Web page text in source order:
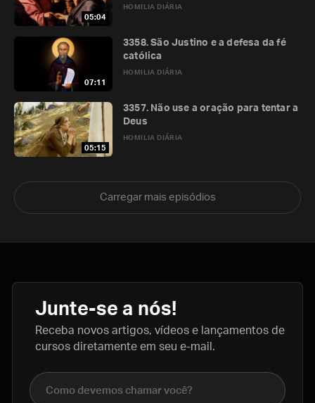
05:04
HOMILIA DIÁRIA
07:11
HOMILIA DIÁRIA
3358. São Justino e a defesa da fé
católica
05:15
HOMILIA DIÁRIA
3357. Não use a oração para tentar a
Deus
Carregar mais episódios
Junte-se a nós!
Receba novos artigos, vídeos e lançamentos de
cursos diretamente em seu e-mail.
Nome completo